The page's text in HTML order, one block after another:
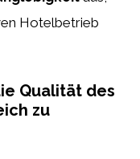
Hotelbetrieb
Qualität des
zu